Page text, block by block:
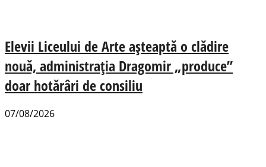
Elevii Liceului de Arte așteaptă o clădire
nouă, administrația Dragomir „produce”
doar hotărâri de consiliu
07/08/2026